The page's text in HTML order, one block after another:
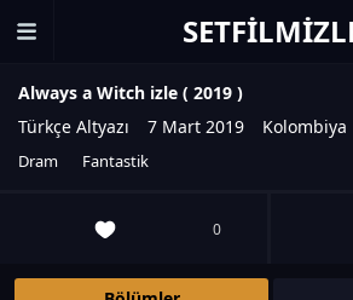
Always a Witch izle ( 2019 )
Türkçe Altyazı
7 Mart 2019 Kolombiya
Dram Fantastik
0